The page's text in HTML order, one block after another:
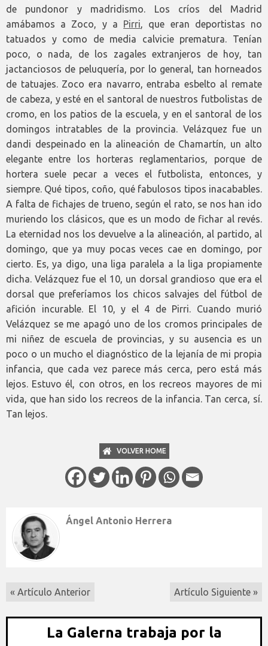
de pundonor y madridismo. Los críos del Madrid
amábamos a Zoco, y a Pirri, que eran deportistas no
tatuados y como de media calvicie prematura. Tenían
poco, o nada, de los zagales extranjeros de hoy, tan
jactanciosos de peluquería, por lo general, tan horneados
de tatuajes. Zoco era navarro, entraba esbelto al remate
de cabeza, y esté en el santoral de nuestros futbolistas de
cromo, en los patios de la escuela, y en el santoral de los
domingos intratables de la provincia. Velázquez fue un
dandi despeinado en la alineación de Chamartín, un alto
elegante entre los horteras reglamentarios, porque de
hortera suele pecar a veces el futbolista, entonces, y
siempre. Qué tipos, coño, qué fabulosos tipos inacabables.
A falta de fichajes de trueno, según el rato, se nos han ido
muriendo los clásicos, que es un modo de fichar al revés.
La eternidad nos los devuelve a la alineación, al partido, al
domingo, que ya muy pocas veces cae en domingo, por
cierto. Es, ya digo, una liga paralela a la liga propiamente
dicha. Velázquez fue el 10, un dorsal grandioso que era el
dorsal que preferíamos los chicos salvajes del fútbol de
afición incurable. El 10, y el 4 de Pirri. Cuando murió
Velázquez se me apagó uno de los cromos principales de
mi niñez de escuela de provincias, y su ausencia es un
poco o un mucho el diagnóstico de la lejanía de mi propia
infancia, que cada vez parece más cerca, pero está más
lejos. Estuvo él, con otros, en los recreos mayores de mi
vida, que han sido los recreos de la infancia. Tan cerca, sí.
Tan lejos.
VOLVER HOME
Ángel Antonio Herrera
« Artículo Anterior Artículo Siguiente »
La Galerna trabaja por la